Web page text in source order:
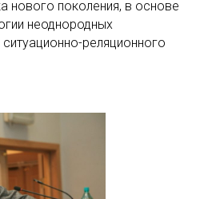
нового поколения, в основе
неоднородных
реляционного